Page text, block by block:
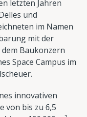
letzten Jahren
und
im Namen
mit der
Baukonzern
Space Campus im
innovativen
von bis zu 6,5